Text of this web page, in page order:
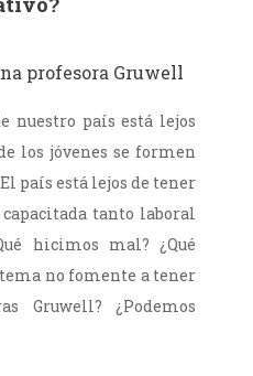
profesora Gruwell
nuestro país está lejos
los jóvenes se formen
país está lejos de tener
tanto laboral
hicimos mal? ¿Qué
no fomente a tener
Gruwell? ¿Podemos